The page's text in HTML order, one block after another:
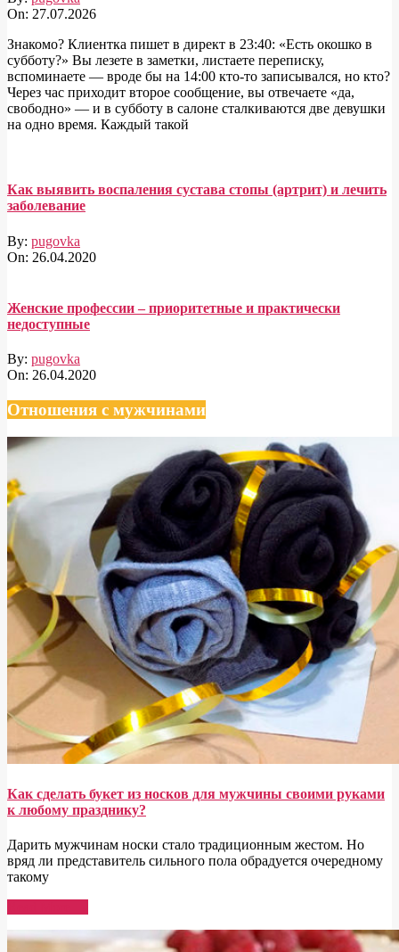
On: 27.07.2026
Знакомо? Клиентка пишет в директ в 23:40: «Есть окошко в
субботу?» Вы лезете в заметки, листаете переписку,
вспоминаете — вроде бы на 14:00 кто-то записывался, но кто?
Через час приходит второе сообщение, вы отвечаете «да,
свободно» — и в субботу в салоне сталкиваются две девушки
на одно время. Каждый такой
Как выявить воспаления сустава стопы (артрит) и лечить
заболевание
By: pugovka
On: 26.04.2020
Женские профессии – приоритетные и практически
недоступные
By: pugovka
On: 26.04.2020
Отношения с мужчинами
Как сделать букет из носков для мужчины своими руками
к любому празднику?
Дарить мужчинам носки стало традиционным жестом. Но
вряд ли представитель сильного пола обрадуется очередному
такому